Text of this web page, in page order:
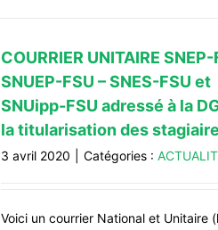
COURRIER UNITAIRE SNEP-
SNUEP-FSU – SNES-FSU et
SNUipp-FSU adressé à la
la titularisation des
3 avril 2020 Catégories :
Voici un courrier National et Unitaire